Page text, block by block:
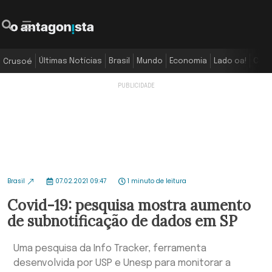
Crusoé Últimas Notícias Brasil Mundo Economia Lado oa!
Brasil 07.02.2021 09:47 1 minuto de leitura
Covid-19: pesquisa mostra aumento
de subnotificação de dados em SP
Uma pesquisa da Info Tracker, ferramenta
desenvolvida por USP e Unesp para monitorar a